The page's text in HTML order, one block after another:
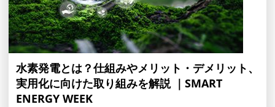
水素発電とは？仕組みやメリット・デメリット、
実用化に向けた取り組みを解説 ｜SMART
ENERGY WEEK